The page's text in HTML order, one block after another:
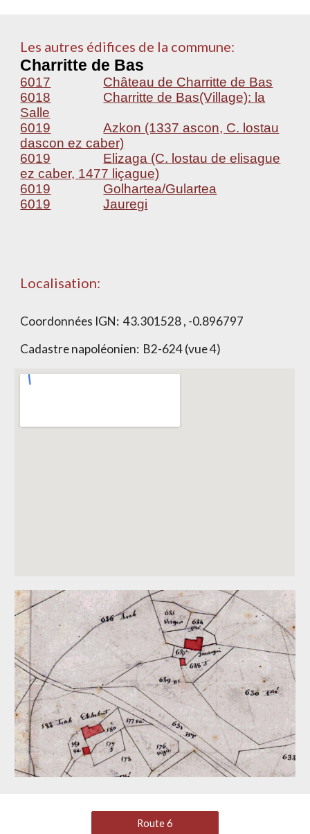
Les autres édifices de la commune:
Charritte de Bas
6017
Château de Charritte de Bas
6018
Charritte de Bas(Village): la
Salle
6019
Azkon (1337 ascon, C. lostau
dascon ez caber)
6019
Elizaga (C. lostau de elisague
ez caber, 1477 liçague)
6019
Golhartea/Gulartea
6019
Jauregi
Localisation:
Coordonnées IGN:43.301528 , -0.896797
Cadastre napoléonien: B2-624 (vue 4)
Route 6